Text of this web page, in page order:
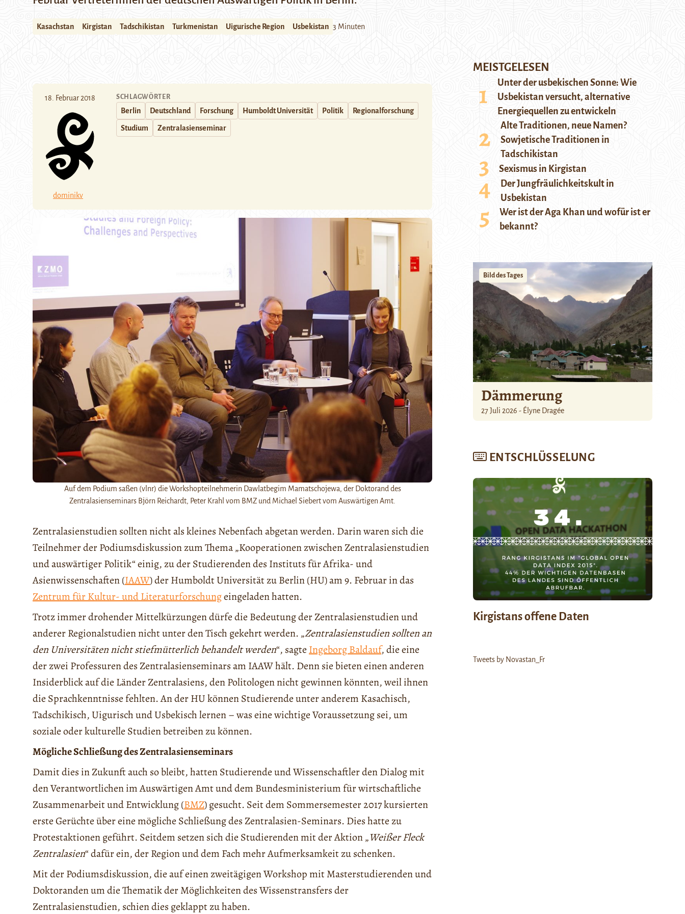
Kasachstan Kirgistan Tadschikistan Turkmenistan Uigurische Region Usbekistan 3 Minuten
18. Februar 2018
dominikv
SCHLAGWÖRTER
Berlin Deutschland Forschung Humboldt Universität Politik Regionalforschung
Studium Zentralasienseminar
Auf dem Podium saßen (vlnr) die Workshopteilnehmerin Dawlatbegim Mamatschojewa, der Doktorand des
Zentralasienseminars Björn Reichardt, Peter Krahl vom BMZ und Michael Siebert vom Auswärtigen Amt.
Zentralasienstudien sollten nicht als kleines Nebenfach abgetan werden. Darin waren sich die
Teilnehmer der Podiumsdiskussion zum Thema „Kooperationen zwischen Zentralasienstudien
und auswärtiger Politik“ einig, zu der Studierenden des Instituts für Afrika- und
Asienwissenschaften (IAAW) der Humboldt Universität zu Berlin (HU) am 9. Februar in das
Zentrum für Kultur- und Literaturforschungeingeladen hatten.
Trotz immer drohender Mittelkürzungen dürfe die Bedeutung der Zentralasienstudien und
anderer Regionalstudien nicht unter den Tisch gekehrt werden. „Zentralasienstudien sollten an
den Universitäten nicht stiefmütterlich behandelt werden“, sagte Ingeborg Baldauf, die eine
der zwei Professuren des Zentralasienseminars am IAAW hält. Denn sie bieten einen anderen
Insiderblick auf die Länder Zentralasiens, den Politologen nicht gewinnen könnten, weil ihnen
die Sprachkenntnisse fehlten. An der HU können Studierende unter anderem Kasachisch,
Tadschikisch, Uigurisch und Usbekisch lernen – was eine wichtige Voraussetzung sei, um
soziale oder kulturelle Studien betreiben zu können.
Mögliche Schließung des Zentralasienseminars
Damit dies in Zukunft auch so bleibt, hatten Studierende und Wissenschaftler den Dialog mit
den Verantwortlichen im Auswärtigen Amt und dem Bundesministerium für wirtschaftliche
Zusammenarbeit und Entwicklung (BMZ) gesucht. Seit dem Sommersemester 2017 kursierten
erste Gerüchte über eine mögliche Schließung des Zentralasien-Seminars. Dies hatte zu
Protestaktionen geführt. Seitdem setzen sich die Studierenden mit der Aktion „Weißer Fleck
Zentralasien“ dafür ein, der Region und dem Fach mehr Aufmerksamkeit zu schenken.
Mit der Podiumsdiskussion, die auf einen zweitägigen Workshop mit Masterstudierenden und
Doktoranden um die Thematik der Möglichkeiten des Wissenstransfers der
Zentralasienstudien, schien dies geklappt zu haben.
MEISTGELESEN
Unter der usbekischen Sonne: Wie
Usbekistan versucht, alternative
Energiequellen zu entwickeln
Alte Traditionen, neue Namen?
Sowjetische Traditionen in
Tadschikistan
Sexismus in Kirgistan
Der Jungfräulichkeitskult in
Usbekistan
Wer ist der Aga Khan und wofür ist er
bekannt?
Bild des Tages
Dämmerung
27 Juli 2026 - Élyne Dragée
ENTSCHLÜSSELUNG
Kirgistans offene Daten
Tweets by Novastan_Fr